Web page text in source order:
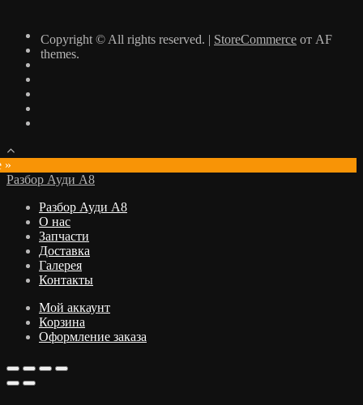
Copyright © All rights reserved. | StoreCommerce от AF
themes.
»
Разбор Ауди А8
Разбор Ауди А8
О нас
Запчасти
Доставка
Галерея
Контакты
Мой аккаунт
Корзина
Оформление заказа